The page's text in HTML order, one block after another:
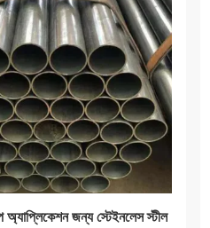
স্টীল শীট 4x8 SUS304